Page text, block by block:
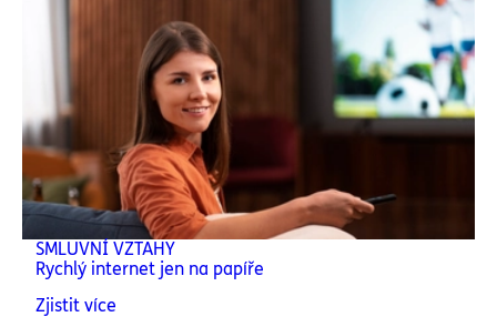
SMLUVNÍ VZTAHY
Rychlý internet jen na papíře
Zjistit více